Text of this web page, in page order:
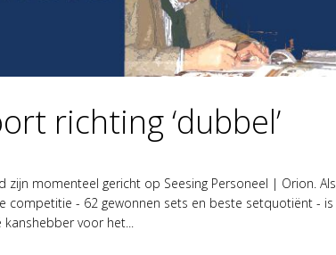
richting ‘dubbel’
zijn momenteel gericht op Seesing Personeel | Orion. Als
competitie - 62 gewonnen sets en beste setquotiënt - is
voor het...